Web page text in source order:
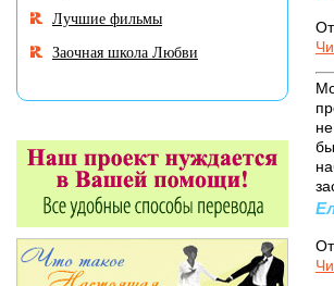
Лучшие фильмы
Заочная школа Любви